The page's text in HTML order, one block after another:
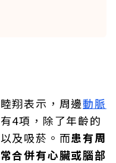
翔表示，周邊動脈
4項，除了年齡的
及吸菸。而患有周
合併有心臟或腦部